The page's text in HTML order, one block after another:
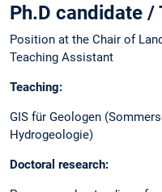
Ph.D candidate /
Position at the Chair of
Teaching Assistant
Teaching:
GIS für Geologen
Hydrogeologie)
Doctoral research: